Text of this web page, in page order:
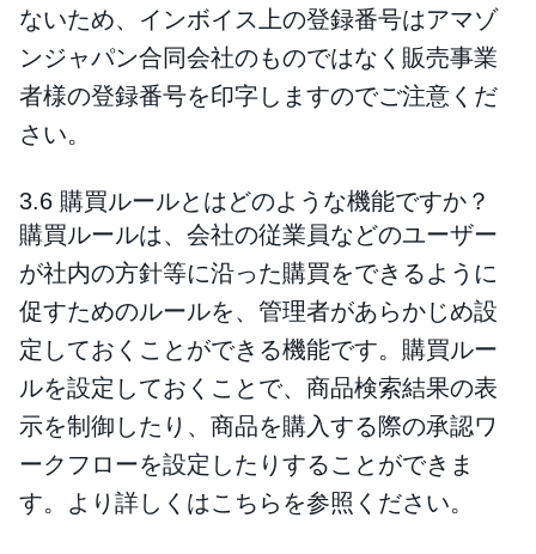
ないため、インボイス上の登録番号はアマゾ
ンジャパン合同会社のものではなく販売事業
者様の登録番号を印字しますのでご注意くだ
さい。
3.6 購買ルールとはどのような機能ですか？
購買ルールは、会社の従業員などのユーザー
が社内の方針等に沿った購買をできるように
促すためのルールを、管理者があらかじめ設
定しておくことができる機能です。購買ルー
ルを設定しておくことで、商品検索結果の表
示を制御したり、商品を購入する際の承認ワ
ークフローを設定したりすることができま
す。より詳しくはこちらを参照ください。